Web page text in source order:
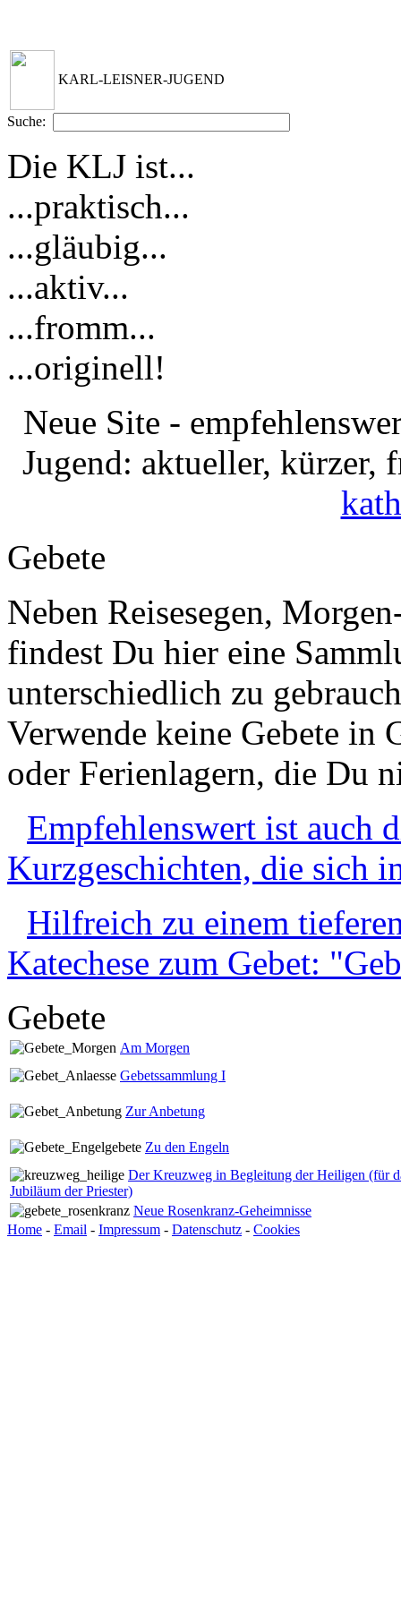
KARL-LEISNER-JUGEND
Suche:
Die KLJ ist...
...praktisch...
...gläubig...
...aktiv...
...fromm...
...originell!
Neue Site -
Jugend: aktueller, kürzer,
Gebete
Neben Reisesegen,
findest Du hier eine
unterschiedlich zu
Verwende keine Gebete in
oder Ferienlagern, die Du
Empfehlenswert ist auch
Kurzgeschichten, die sich
Hilfreich zu einem
Katechese zum Gebet:
Gebete
Am Morgen
Gebetssammlung I
Zur Anbetung
Zu den Engeln
Der Kreuzweg in Begleitung der Heiligen (für
Jubiläum der Priester)
Neue Rosenkranz-Geheimnisse
Home - Email - Impressum - Datenschutz - Cookies